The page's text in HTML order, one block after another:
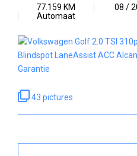
77.159 KM 08 /
Automaat
43 pictures